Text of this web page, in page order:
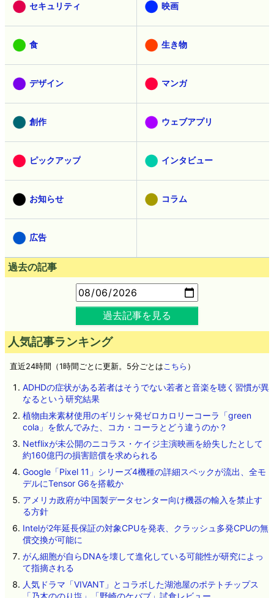
セキュリティ 映画
食 生き物
デザイン マンガ
創作 ウェブアプリ
ピックアップ インタビュー
お知らせ コラム
広告
過去の記事
過去記事を見る
人気記事ランキング
直近24時間（1時間ごとに更新。5分ごとはこちら ）
ADHDの症状がある若者はそうでない若者と音楽を聴く習慣が異
なるという研究結果
植物由来素材使用のギリシャ発ゼロカロリーコーラ「green
cola」を飲んでみた、コカ・コーラとどう違うのか？
Netflixが未公開のニコラス・ケイジ主演映画を紛失したとして
約160億円の損害賠償を求められる
Google「Pixel 11」シリーズ4機種の詳細スペックが流出、全モ
デルにTensor G6を搭載か
アメリカ政府が中国製データセンター向け機器の輸入を禁止す
る方針
Intelが2年延長保証の対象CPUを発表、クラッシュ多発CPUの無
償交換が可能に
がん細胞が自らDNAを壊して進化している可能性が研究によっ
て指摘される
人気ドラマ「VIVANT」とコラボした湖池屋のポテトチップス
「乃木ののり塩」「野崎のケバブ」試食レビュー